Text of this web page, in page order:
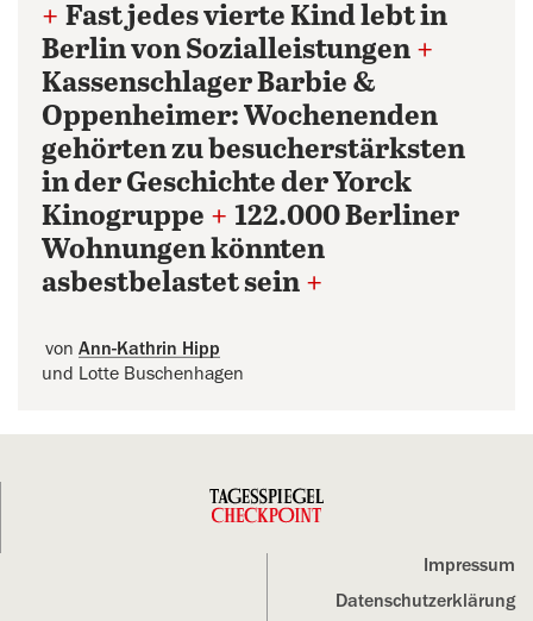
+ Fast jedes vierte Kind lebt in
Berlin von Sozialleistungen +
Kassenschlager Barbie &
Oppenheimer: Wochenenden
gehörten zu besucherstärksten
in der Geschichte der Yorck
Kinogruppe + 122.000 Berliner
Wohnungen könnten
asbestbelastet sein +
von Ann-Kathrin Hipp
und Lotte Buschenhagen
Impressum
Datenschutz­erklärung